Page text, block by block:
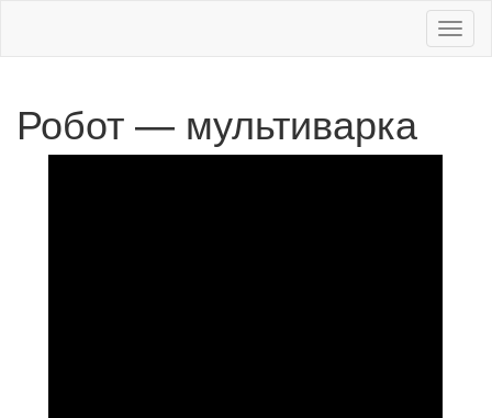
Меню
Робот — мультиварка